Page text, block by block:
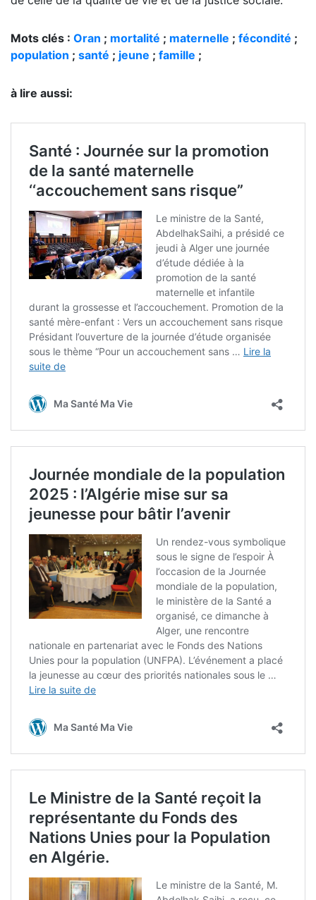
Mots clés : Oran ; mortalité ; maternelle ; fécondité ;
population ; santé ; jeune ; famille ;
à lire aussi: